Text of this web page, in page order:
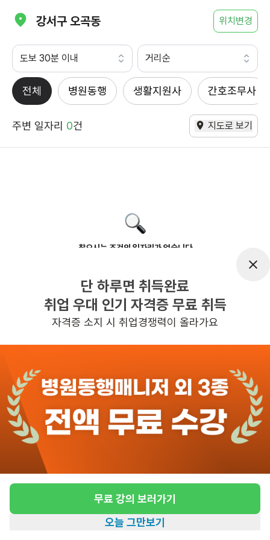
강서구 오곡동 위치변경
도보 30분 이내 거리순
전체 병원동행 생활지원사 간호조무사
주변 일자리 0건 지도로 보기
찾으시는 조건의 일자리가 없습니다
반경 3KM 이내의 일자리 확인하기
단 하루면 취득완료
취업 우대 인기 자격증 무료 취득
자격증 소지 시 취업경쟁력이 올라가요
무료 강의 보러가기
오늘 그만보기